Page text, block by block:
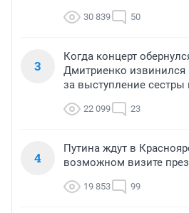
30 839 50
3
Когда концерт
Дмитриенко
за выступление сестры
22 099 23
4
Путина ждут в
возможном визите
19 853 99